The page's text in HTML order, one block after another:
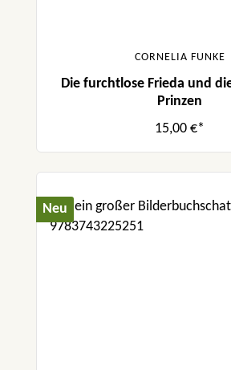
CORNELIA FUNKE
Die furchtlose Frieda und
Prinzen
15,00 €*
Neu